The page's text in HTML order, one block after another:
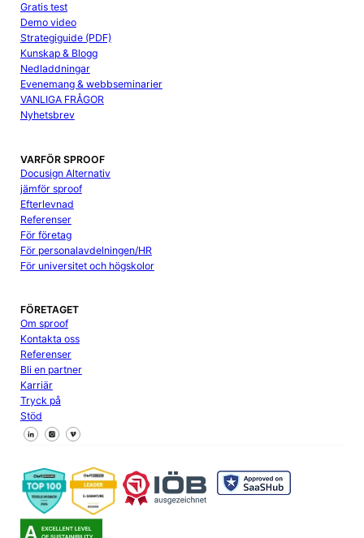
Gratis test
Demo video
Strategiguide (PDF)
Kunskap & Blogg
Nedladdningar
Evenemang & webbseminarier
VANLIGA FRÅGOR
Nyhetsbrev
VARFÖR SPROOF
Docusign Alternativ
jämför sproof
Efterlevnad
Referenser
För företag
För personalavdelningen/HR
För universitet och högskolor
FÖRETAGET
Om sproof
Kontakta oss
Referenser
Bli en partner
Karriär
Tryck på
Stöd
Följ oss på Facebook
Följ oss på X
Följ oss på LinkedIn